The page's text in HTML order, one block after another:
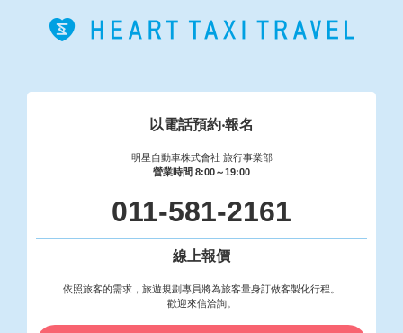
以電話預約‧報名
明星自動車株式會社 旅行事業部
營業時間 8:00～19:00
011-581-2161
線上報價
依照旅客的需求，旅遊規劃專員將為旅客量身訂做客製化行程。
歡迎來信洽詢。